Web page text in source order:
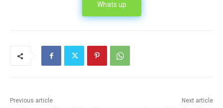
Whats up
Previous article Next article